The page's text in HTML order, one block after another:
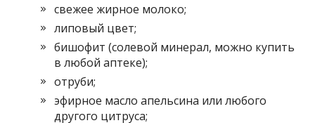
свежее жирное молоко;
липовый цвет;
бишофит (солевой минерал, можно купить
в любой аптеке);
отруби;
эфирное масло апельсина или любого
другого цитруса;